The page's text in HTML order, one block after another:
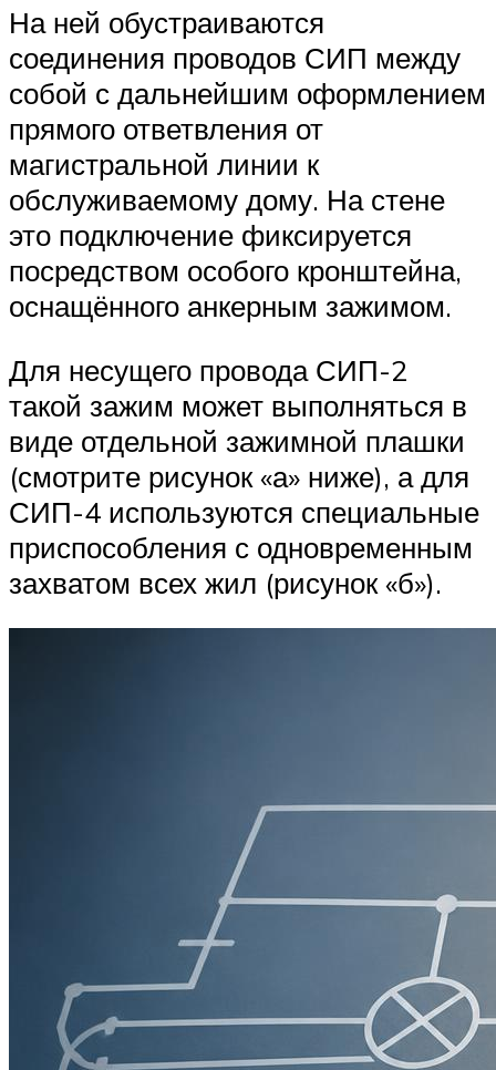
На ней обустраиваются
соединения проводов СИП между
собой с дальнейшим оформлением
прямого ответвления от
магистральной линии к
обслуживаемому дому. На стене
это подключение фиксируется
посредством особого кронштейна,
оснащённого анкерным зажимом.
Для несущего провода СИП-2
такой зажим может выполняться в
виде отдельной зажимной плашки
(смотрите рисунок «а» ниже), а для
СИП-4 используются специальные
приспособления с одновременным
захватом всех жил (рисунок «б»).